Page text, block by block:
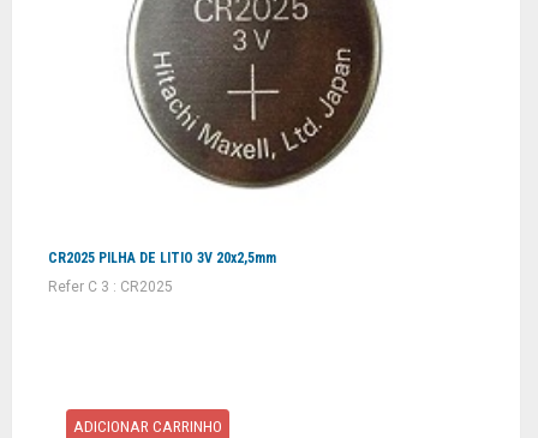
CR2025 PILHA DE LITIO 3V 20x2,5mm
Refer C 3 : CR2025
ADICIONAR CARRINHO